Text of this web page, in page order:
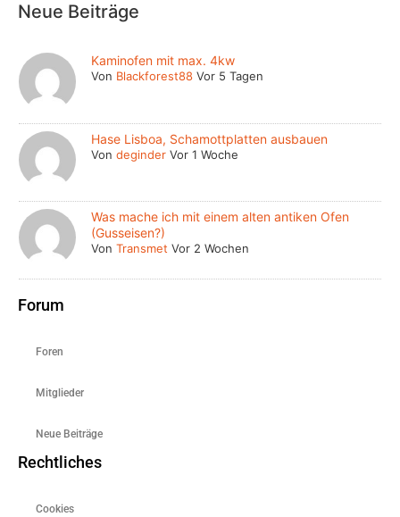
Neue Beiträge
Kaminofen mit max. 4kw
Von Blackforest88 Vor 5 Tagen
Hase Lisboa, Schamottplatten ausbauen
Vondeginder Vor 1 Woche
Was mache ich mit einem alten antiken Ofen
(Gusseisen?)
VonTransmet Vor 2 Wochen
Forum
Foren
Mitglieder
Neue Beiträge
Rechtliches
Cookies